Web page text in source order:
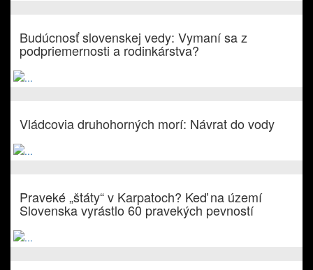
Budúcnosť slovenskej vedy: Vymaní sa z
podpriemernosti a rodinkárstva?
Vládcovia druhohorných morí: Návrat do vody
Praveké „štáty“ v Karpatoch? Keď na území
Slovenska vyrástlo 60 pravekých pevností